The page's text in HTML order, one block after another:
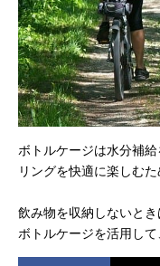
ボトルケージは水分補
リングを快適に楽しむ
飲み物を収納しないとき
ボトルケージを活用し